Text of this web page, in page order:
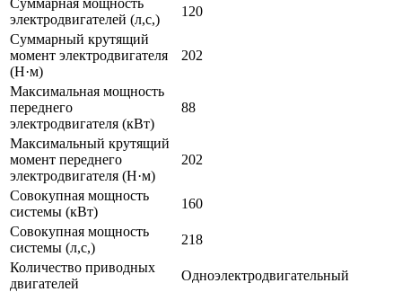
электродвигателей (л,с,)
120
Суммарный крутящий
момент электродвигателя
(Н·м)
202
Максимальная мощность
переднего
электродвигателя (кВт)
88
Максимальный крутящий
момент переднего
электродвигателя (Н·м)
202
Совокупная мощность
системы (кВт)
160
Совокупная мощность
системы (л,с,)
218
Количество приводных
двигателей
Одноэлектродвигательный